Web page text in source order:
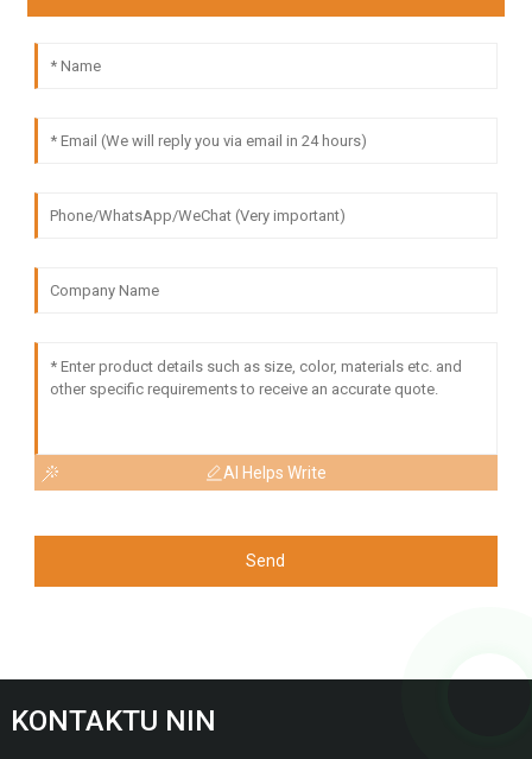
AI Helps Write
Send
KONTAKTU NIN